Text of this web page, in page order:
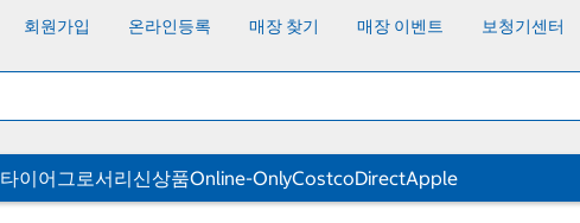
회원가입 온라인등록 매장 찾기 매장 이벤트 보청기센터
타이어그로서리신상품Online-OnlyCostcoDirectApple